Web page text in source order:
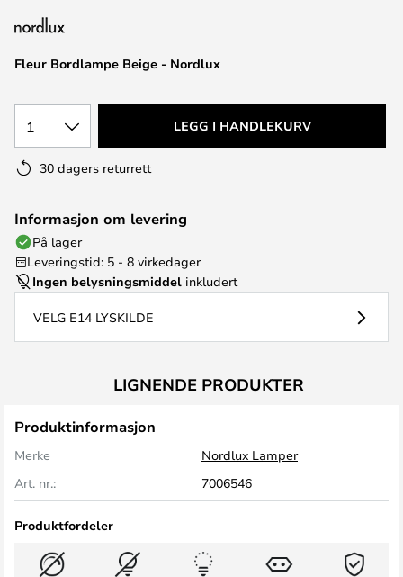
Fleur Bordlampe Beige - Nordlux
1 LEGG I HANDLEKURV
30 dagers returrett
Informasjon om levering
På lager
Leveringstid: 5 - 8 virkedager
Ingen belysningsmiddel inkludert
VELG E14 LYSKILDE
LIGNENDE PRODUKTER
Produktinformasjon
Merke
Nordlux Lamper
Art. nr.:
7006546
Produktfordeler